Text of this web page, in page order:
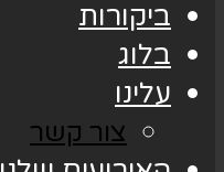
ביקורות
בלוג
עלינו
צור קשר